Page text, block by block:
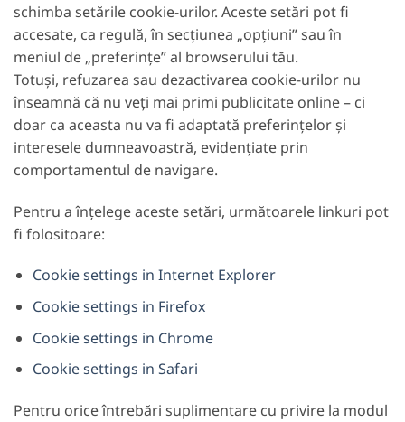
schimba setările cookie-urilor. Aceste setări pot fi
accesate, ca regulă, în secțiunea „opțiuni” sau în
meniul de „preferințe” al browserului tău.
Totuși, refuzarea sau dezactivarea cookie-urilor nu
înseamnă că nu veți mai primi publicitate online – ci
doar ca aceasta nu va fi adaptată preferințelor și
interesele dumneavoastră, evidențiate prin
comportamentul de navigare.
Pentru a înțelege aceste setări, următoarele linkuri pot
fi folositoare:
Cookie settings in Internet Explorer
Cookie settings in Firefox
Cookie settings in Chrome
Cookie settings in Safari
Pentru orice întrebări suplimentare cu privire la modul